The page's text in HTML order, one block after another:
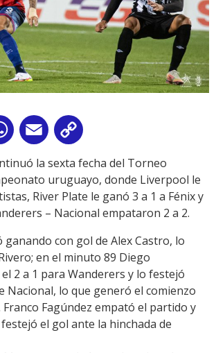
WhatsApp
Email
Link
la sexta fecha del Torneo
uruguayo, donde Liverpool le
River Plate le ganó 3 a 1 a Fénix y
– Nacional empataron 2 a 2.
ganando con gol de Alex Castro, lo
en el minuto 89 Diego
2 a 1 para Wanderers y lo festejó
Nacional, lo que generó el comienzo
Franco Fagúndez empató el partido y
el gol ante la hinchada de